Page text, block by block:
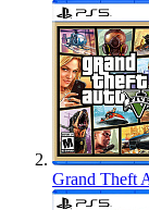
Grand Theft